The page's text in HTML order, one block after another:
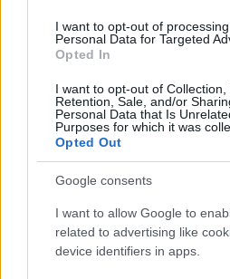
I want to opt-out of
Personal Data for Targeted
Opted In
I want to opt-out of Collection,
Retention, Sale, and/or
Personal Data that Is
Purposes for which it was
Opted Out
Google consents
I want to allow Google to
related to advertising like
device identifiers in apps.
Plan de comidas semanal con
económicas
Diego Romero · 5 Ago 2026
RECETAS